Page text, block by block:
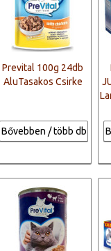
Prevital 100g 24db
AluTasakos Csirke
Bővebben / több db